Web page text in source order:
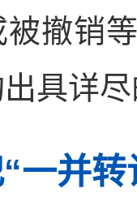
撤销
具详
一并